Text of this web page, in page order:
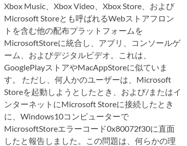
Xbox Music、Xbox Video、Xbox Store、および
Microsoft Storeとも呼ばれるWebストアフロン
トを含む他の配布プラットフォームを
MicrosoftStoreに統合し、アプリ、コンソールゲ
ーム、およびデジタルビデオ。これは、
GooglePlayストアやMacAppStoreに似ていま
す。 ただし、何人かのユーザーは、Microsoft
Storeを起動しようとしたとき、および/またはイ
ンターネットにMicrosoft Storeに接続したとき
に、Windows10コンピューターで
MicrosoftStoreエラーコード0x80072f30に直面
したと報告しました。この問題は、何らかの理